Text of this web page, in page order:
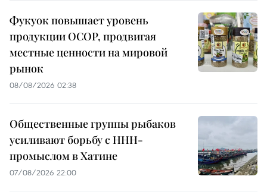
Фукуок повышает уровень
продукции OCOP, продвигая
местные ценности на мировой
рынок
08/08/2026 02:38
Общественные группы рыбаков
усиливают борьбу с ННН-
промыслом в Хатине
07/08/2026 22:00